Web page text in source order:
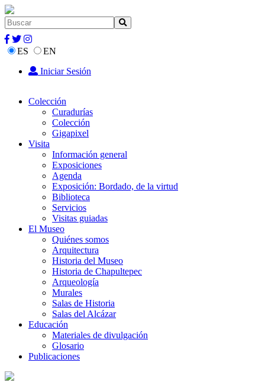
ES
EN
Iniciar Sesión
Colección
Curadurías
Colección
Gigapixel
Visita
Información general
Exposiciones
Agenda
Exposición: Bordado, de la virtud
Biblioteca
Servicios
Visitas guiadas
El Museo
Quiénes somos
Arquitectura
Historia del Museo
Historia de Chapultepec
Arqueología
Murales
Salas de Historia
Salas del Alcázar
Educación
Materiales de divulgación
Glosario
Publicaciones